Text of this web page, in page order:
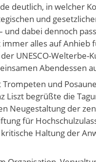
deutlich, in welcher
und
und dabei dennoch
immer alles auf
UNESCO-
Abendessen
und
Liszt begrüßte die
Neugestaltung der
für
Haltung der